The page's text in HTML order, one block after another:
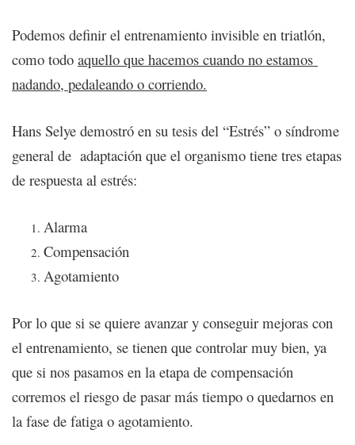
Podemos definir el entrenamiento invisible en triatlón,
como todo aquello que hacemos cuando no estamos
nadando, pedaleando o corriendo.
Hans Selye demostró en su tesis del “Estrés” o síndrome
general de adaptación que el organismo tiene tres etapas
de respuesta al estrés:
Alarma
Compensación
Agotamiento
Por lo que si se quiere avanzar y conseguir mejoras con
el entrenamiento, se tienen que controlar muy bien, ya
que si nos pasamos en la etapa de compensación
corremos el riesgo de pasar más tiempo o quedarnos en
la fase de fatiga o agotamiento.